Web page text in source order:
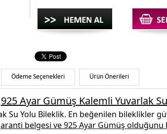
Ödeme Seçenekleri Ürün Önerileri
925 Ayar Gümüş Kalemli Yuvarlak
Su Yolu Bileklik. En beğenilen bileklikler
belgesi ve925 Ayar Gümüş olduğunu